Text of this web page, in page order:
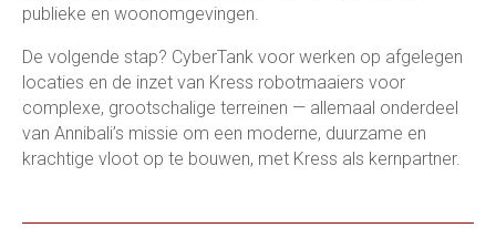
publieke en woonomgevingen.
De volgende stap? CyberTank voor werken op afgelegen
locaties en de inzet van Kress robotmaaiers voor
complexe, grootschalige terreinen — allemaal onderdeel
van Annibali’s missie om een moderne, duurzame en
krachtige vloot op te bouwen, met Kress als kernpartner.